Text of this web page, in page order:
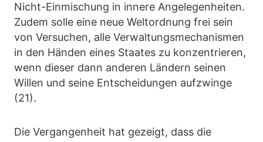
Nicht-Einmischung in innere Angelegenheiten.
Zudem solle eine neue Weltordnung frei sein
von Versuchen, alle Verwaltungsmechanismen
in den Händen eines Staates zu konzentrieren,
wenn dieser dann anderen Ländern seinen
Willen und seine Entscheidungen aufzwinge
(21).
Die Vergangenheit hat gezeigt, dass die